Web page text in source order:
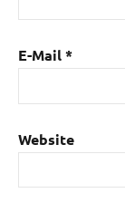
E-Mail*
Website